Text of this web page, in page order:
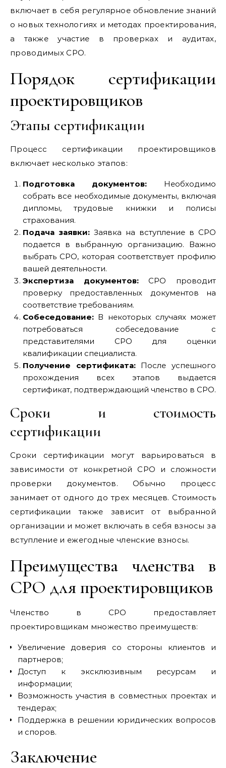
включает в себя регулярное обновление знаний
о новых технологиях и методах проектирования,
а также участие в проверках и аудитах,
проводимых СРО.
Порядок сертификации
проектировщиков
Этапы сертификации
Процесс сертификации проектировщиков
включает несколько этапов:
Подготовка документов: Необходимо
собрать все необходимые документы, включая
дипломы, трудовые книжки и полисы
страхования.
Подача заявки: Заявка на вступление в СРО
подается в выбранную организацию. Важно
выбрать СРО, которая соответствует профилю
вашей деятельности.
Экспертиза документов:СРО проводит
проверку предоставленных документов на
соответствие требованиям.
Собеседование: В некоторых случаях может
потребоваться собеседование с
представителями СРО для оценки
квалификации специалиста.
Получение сертификата:После успешного
прохождения всех этапов выдается
сертификат, подтверждающий членство в СРО.
Сроки и стоимость
сертификации
Сроки сертификации могут варьироваться в
зависимости от конкретной СРО и сложности
проверки документов. Обычно процесс
занимает от одного до трех месяцев. Стоимость
сертификации также зависит от выбранной
организации и может включать в себя взносы за
вступление и ежегодные членские взносы.
Преимущества членства в
СРО для проектировщиков
Членство в СРО предоставляет
проектировщикам множество преимуществ:
Увеличение доверия со стороны клиентов и
партнеров;
Доступ к эксклюзивным ресурсам и
информации;
Возможность участия в совместных проектах и
тендерах;
Поддержка в решении юридических вопросов
и споров.
Заключение